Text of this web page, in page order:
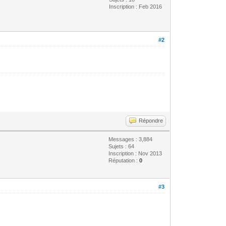
Inscription : Feb 2016
#2
Répondre
Messages : 3,884
Sujets : 64
Inscription : Nov 2013
Réputation :0
#3